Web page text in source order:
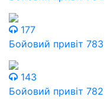
177
Бойовий привіт 783
143
Бойовий привіт 782